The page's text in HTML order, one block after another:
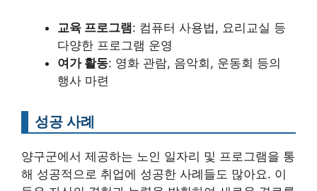
교육 프로그램: 컴퓨터 사용법, 요리교실 등
다양한 프로그램 운영
여가 활동: 영화 관람, 음악회, 운동회 등의
행사 마련
성공 사례
양구군에서 제공하는 노인 일자리 및 프로그램을 통
해 성공적으로 취업에 성공한 사례들도 많아요. 이